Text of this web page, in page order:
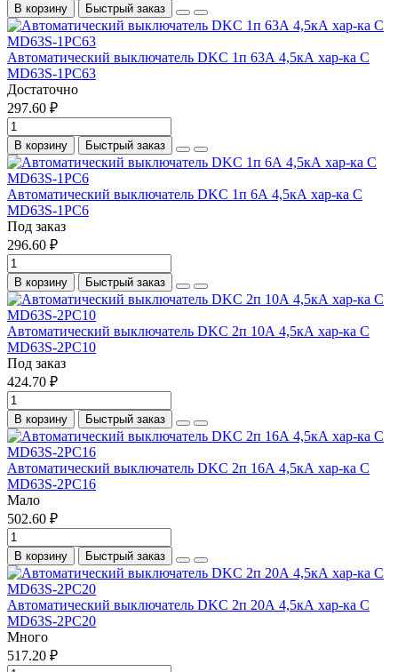
В корзину Быстрый заказ
Автоматический выключатель DKC 1п 63А 4,5кА хар-ка C
MD63S-1PC63
Достаточно
297.60 ₽
В корзину Быстрый заказ
Автоматический выключатель DKC 1п 6А 4,5кА хар-ка C
MD63S-1PC6
Под заказ
296.60 ₽
В корзину Быстрый заказ
Автоматический выключатель DKC 2п 10А 4,5кА хар-ка C
MD63S-2PC10
Под заказ
424.70 ₽
В корзину Быстрый заказ
Автоматический выключатель DKC 2п 16А 4,5кА хар-ка C
MD63S-2PC16
Мало
502.60 ₽
В корзину Быстрый заказ
Автоматический выключатель DKC 2п 20А 4,5кА хар-ка C
MD63S-2PC20
Много
517.20 ₽